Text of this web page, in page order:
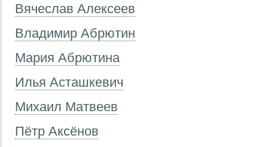
Вячеслав Алексеев
Владимир Абрютин
Мария Абрютина
Илья Асташкевич
Михаил Матвеев
Пётр Аксёнов